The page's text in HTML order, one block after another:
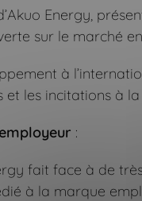
Energy,
sur le marché
à
et les incitations à
:
fait face à de
à la marque